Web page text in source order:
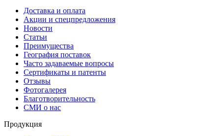
Доставка и оплата
Акции и спецпредложения
Новости
Статьи
Преимущества
География поставок
Часто задаваемые вопросы
Сертификаты и патенты
Отзывы
Фотогалерея
Благотворительность
СМИ о нас
Продукция